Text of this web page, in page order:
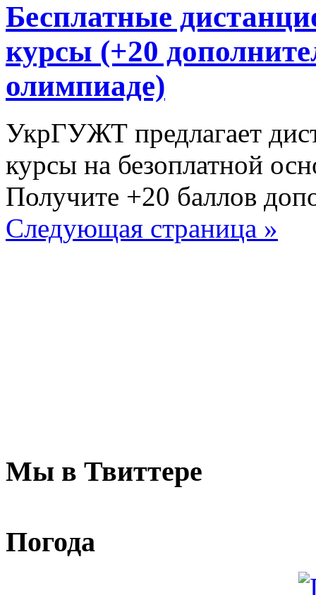
Бесплатные
курсы (+20
олимпиаде)
УкрГУЖТ предлагает
курсы на безоплатной
Получите +20 баллов
Следующая страница »
Мы в Твиттере
Погода